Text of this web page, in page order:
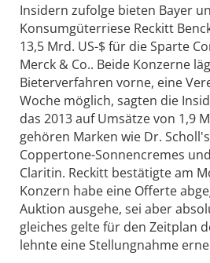
Insidern zufolge bieten Bayer
Konsumgüterriese Reckitt
13,5 Mrd. US-$ für die Sparte
Merck & Co.. Beide Konzerne
Bieterverfahren vorne, eine
Woche möglich, sagten die
das 2013 auf Umsätze von 1,9
gehören Marken wie Dr.
Coppertone-Sonnencremes
Claritin. Reckitt bestätigte am
Konzern habe eine Offerte
Auktion ausgehe, sei aber
gleiches gelte für den Zeitplan
lehnte eine Stellungnahme